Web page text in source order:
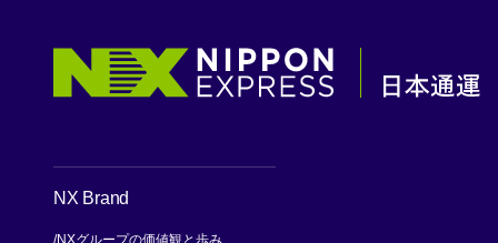
NX Brand
NXグループの価値観と歩み